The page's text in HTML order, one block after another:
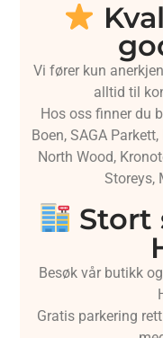
Vi fører kun
alltid til
Hos oss finner du
Boen, SAGA
North Wood,
Storeys,
Stort
Besøk vår butikk
Gratis parkering